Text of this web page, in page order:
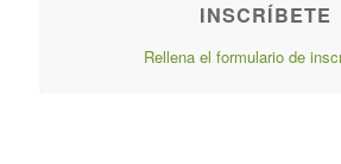
INSCRÍBETE
Rellena el formulario de